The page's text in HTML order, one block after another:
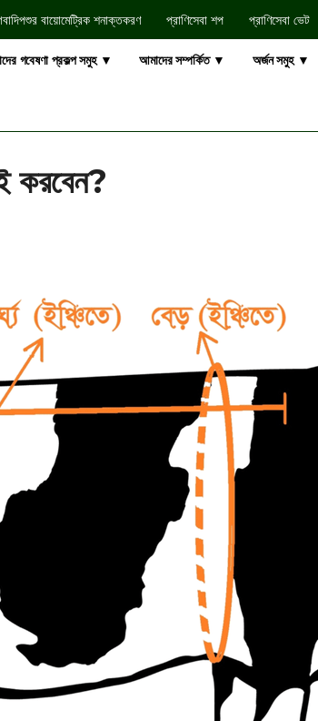
বায়োমেট্রিক শনাক্তকরণ প্রাণিসেবা শপ প্রাণিসেবা ভেট
গবেষণা প্রকল্প সমুহ ▼ আমাদের সম্পর্কিত ▼ অর্জন সমুহ ▼
করবেন?